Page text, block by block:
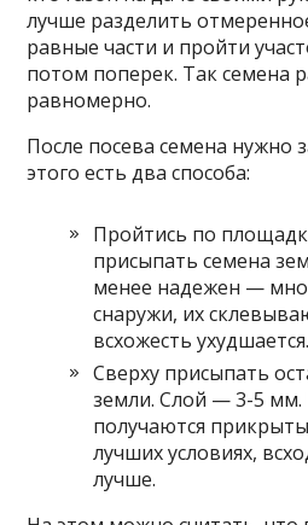
лучше разделить
равные части и пройти
потом поперек. Так семена
равномерно.
После посева семена нужно
этого есть два способа:
Пройтись по
присыпать семена
менее надежен —
снаружи, их
всхожесть ухудшается.
Сверху присыпать
земли. Слой — 3-5 мм.
получаются
лучших условиях,
лучше.